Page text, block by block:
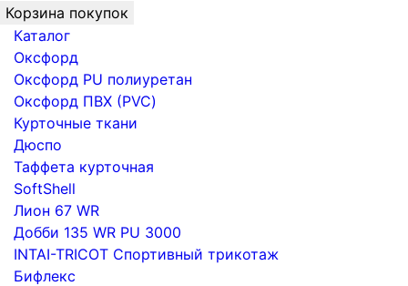
Корзина покупок
Каталог
Оксфорд
Оксфорд PU полиуретан
Оксфорд ПВХ (PVC)
Курточные ткани
Дюспо
Таффета курточная
SoftShell
Лион 67 WR
Добби 135 WR PU 3000
INTAI-TRICOT Спортивный трикотаж
Бифлекс